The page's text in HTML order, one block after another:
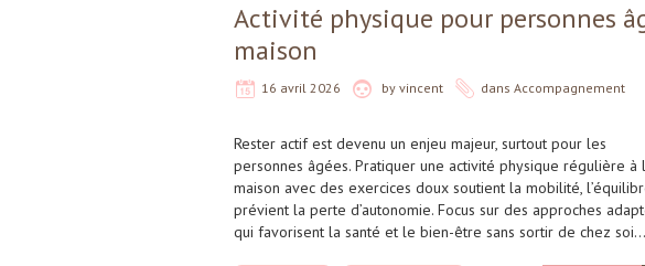
Activité physique pour personnes
maison
16 avril 2026 by vincent dans Accompagnement
Rester actif est devenu un enjeu majeur, surtout pour les
personnes âgées. Pratiquer une activité physique régulière à
maison avec des exercices doux soutient la mobilité,
prévient la perte d’autonomie. Focus sur des approches
qui favorisent la santé et le bien-être sans sortir de chez